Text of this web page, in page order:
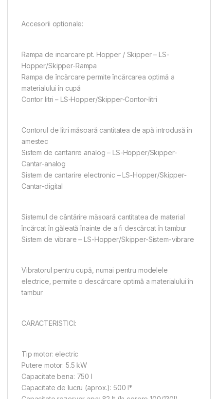
Accesorii optionale:
Rampa de incarcare pt. Hopper / Skipper – LS-
Hopper/Skipper-Rampa
Rampa de încărcare permite încărcarea optimă a
materialului în cupă
Contor litri – LS-Hopper/Skipper-Contor-litri
Contorul de litri măsoară cantitatea de apă introdusă în
amestec
Sistem de cantarire analog – LS-Hopper/Skipper-
Cantar-analog
Sistem de cantarire electronic – LS-Hopper/Skipper-
Cantar-digital
Sistemul de cântărire măsoară cantitatea de material
încărcat în găleată înainte de a fi descărcat în tambur
Sistem de vibrare – LS-Hopper/Skipper-Sistem-vibrare
Vibratorul pentru cupă, numai pentru modelele
electrice, permite o descărcare optimă a materialului în
tambur
CARACTERISTICI:
Tip motor: electric
Putere motor: 5.5 kW
Capacitate bena: 750 l
Capacitate de lucru (aprox.): 500 l*